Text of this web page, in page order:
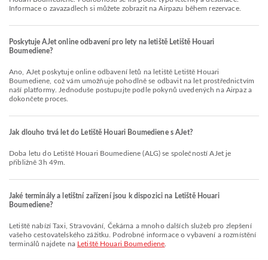
Informace o zavazadlech si můžete zobrazit na Airpazu během rezervace.
Poskytuje AJet online odbavení pro lety na letiště Letiště Houari
Boumediene?
Ano, AJet poskytuje online odbavení letů na letiště Letiště Houari
Boumediene, což vám umožňuje pohodlně se odbavit na let prostřednictvím
naší platformy. Jednoduše postupujte podle pokynů uvedených na Airpaz a
dokončete proces.
Jak dlouho trvá let do Letiště Houari Boumediene s AJet?
Doba letu do Letiště Houari Boumediene (ALG) se společností AJet je
přibližně 3h 49m.
Jaké terminály a letištní zařízení jsou k dispozici na Letiště Houari
Boumediene?
Letiště nabízí Taxi, Stravování, Čekárna a mnoho dalších služeb pro zlepšení
vašeho cestovatelského zážitku. Podrobné informace o vybavení a rozmístění
terminálů najdete na Letiště Houari Boumediene